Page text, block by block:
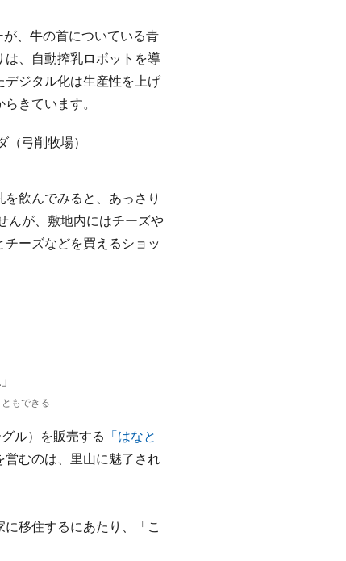
、牛の首についている青
は、自動搾乳ロボットを導
デジタル化は生産性を上げ
きています。
飲んでみると、あっさり
んが、敷地内にはチーズや
ーズなどを買えるショッ
もできる
ル）を販売する
「はなと
営むのは、里山に魅了され
移住するにあたり、「こ